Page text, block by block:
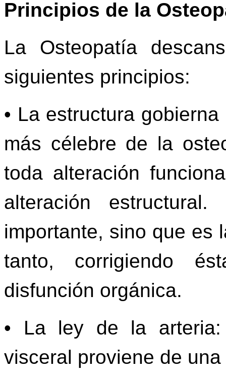
Principios de la
La Osteopatía
siguientes principios:
• La estructura
más célebre de la
toda alteración
alteración
importante, sino que es
tanto, corrigiendo
disfunción orgánica.
• La ley de la arteria:
visceral proviene de